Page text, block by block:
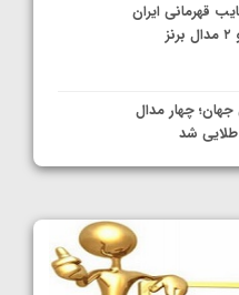
قهرمانی ایران
جهان؛ چهار مدال
شد